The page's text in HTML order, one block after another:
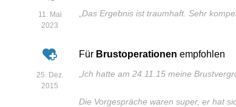
11. Mai
2023
Das Ergebnis ist traumhaft. Sehr
25. Dez.
2015
Für Brustoperationen empfohlen
Ich hatte am 24.11.15 meine
Die Vorgespräche waren super, er hat